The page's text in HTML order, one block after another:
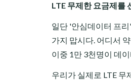
LTE 무제한 요금제를
일단 '안심데이터 프
가지 맙시다. 어디서
이중 1만 3천명이 데
우리가 실제로 LTE 무